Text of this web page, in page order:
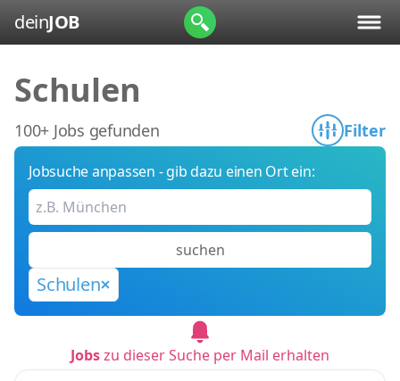
deinJOB
Schulen
100+ Jobs gefunden Filter
Jobsuche anpassen - gib dazu einen Ort ein:
suchen
Schulen
Jobszu dieser Suche per Mail erhalten